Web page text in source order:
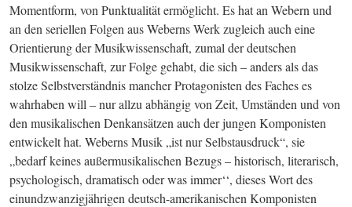
Momentform, von Punktualität ermöglicht. Es hat an Webern und
an den seriellen Folgen aus Weberns Werk zugleich auch eine
Orientierung der Musikwissenschaft, zumal der deutschen
Musikwissenschaft, zur Folge gehabt, die sich – anders als das
stolze Selbstverständnis mancher Protagonisten des Faches es
wahrhaben will – nur allzu abhängig von Zeit, Umständen und von
den musikalischen Denkansätzen auch der jungen Komponisten
entwickelt hat. Weberns Musik „ist nur Selbstausdruck“, sie
„bedarf keines außermusikalischen Bezugs – historisch, literarisch,
psychologisch, dramatisch oder was immer‘‘, dieses Wort des
einundzwanzigjährigen deutsch-amerikanischen Komponisten